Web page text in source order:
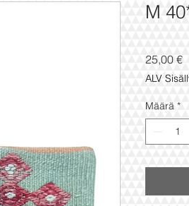
M
25,00 €
ALV
Määrä *